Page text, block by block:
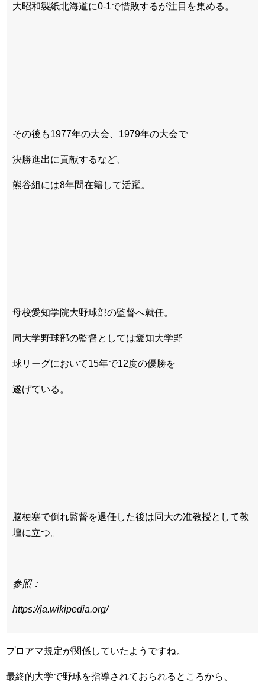
大昭和製紙北海道に0-1で惜敗するが注目を集める。
その後も1977年の大会、1979年の大会で
決勝進出に貢献するなど、
熊谷組には8年間在籍して活躍。
母校愛知学院大野球部の監督へ就任。
同大学野球部の監督としては愛知大学野
球リーグにおいて15年で12度の優勝を
遂げている。
脳梗塞で倒れ監督を退任した後は同大の准教授として教
壇に立つ。
参照：
https://ja.wikipedia.org/
プロアマ規定が関係していたようですね。
最終的大学で野球を指導されておられるところから、